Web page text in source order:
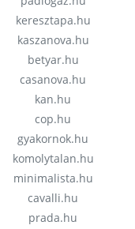
keresztapa.hu
kaszanova.hu
betyar.hu
casanova.hu
kan.hu
cop.hu
gyakornok.hu
komolytalan.hu
minimalista.hu
cavalli.hu
prada.hu